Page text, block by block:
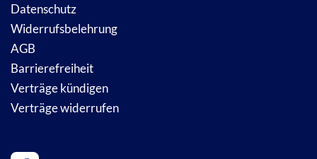
Datenschutz
Widerrufsbelehrung
AGB
Barrierefreiheit
Verträge kündigen
Verträge widerrufen